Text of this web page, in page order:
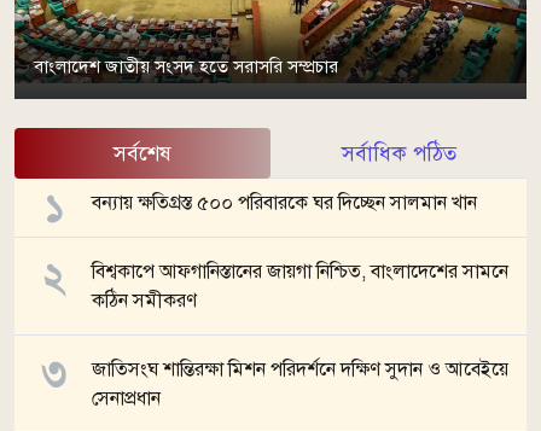
বাংলাদেশ জাতীয় সংসদ হতে সরাসরি সম্প্রচার
সর্বশেষ সর্বাধিক পঠিত
বন্যায় ক্ষতিগ্রস্ত ৫০০ পরিবারকে ঘর দিচ্ছেন সালমান খান
বিশ্বকাপে আফগানিস্তানের জায়গা নিশ্চিত, বাংলাদেশের সামনে
কঠিন সমীকরণ
জাতিসংঘ শান্তিরক্ষা মিশন পরিদর্শনে দক্ষিণ সুদান ও আবেইয়ে
সেনাপ্রধান